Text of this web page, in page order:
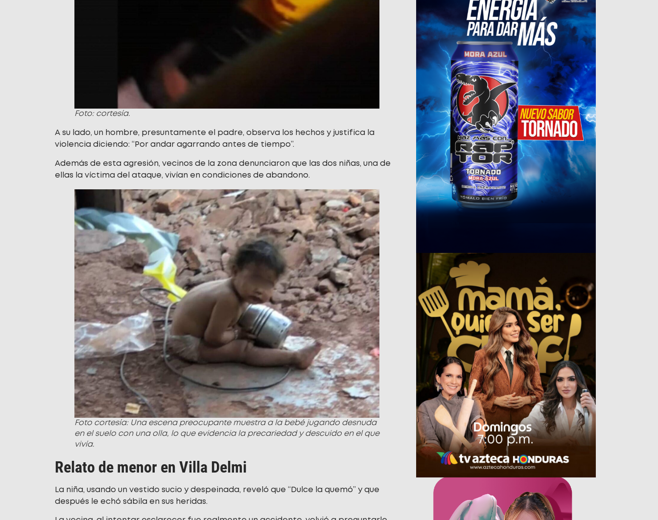
Foto: cortesía.
A su lado, un hombre, presuntamente el padre, observa los hechos y justifica la
violencia diciendo: “Por andar agarrando antes de tiempo”.
Además de esta agresión, vecinos de la zona denunciaron que las dos niñas, una de
ellas la víctima del ataque, vivían en condiciones de abandono.
Foto cortesía: Una escena preocupante muestra a la bebé jugando desnuda
en el suelo con una olla, lo que evidencia la precariedad y descuido en el que
vivía.
Relato de menor en Villa Delmi
La niña, usando un vestido sucio y despeinada, reveló que “Dulce la quemó” y que
después le echó sábila en sus heridas.